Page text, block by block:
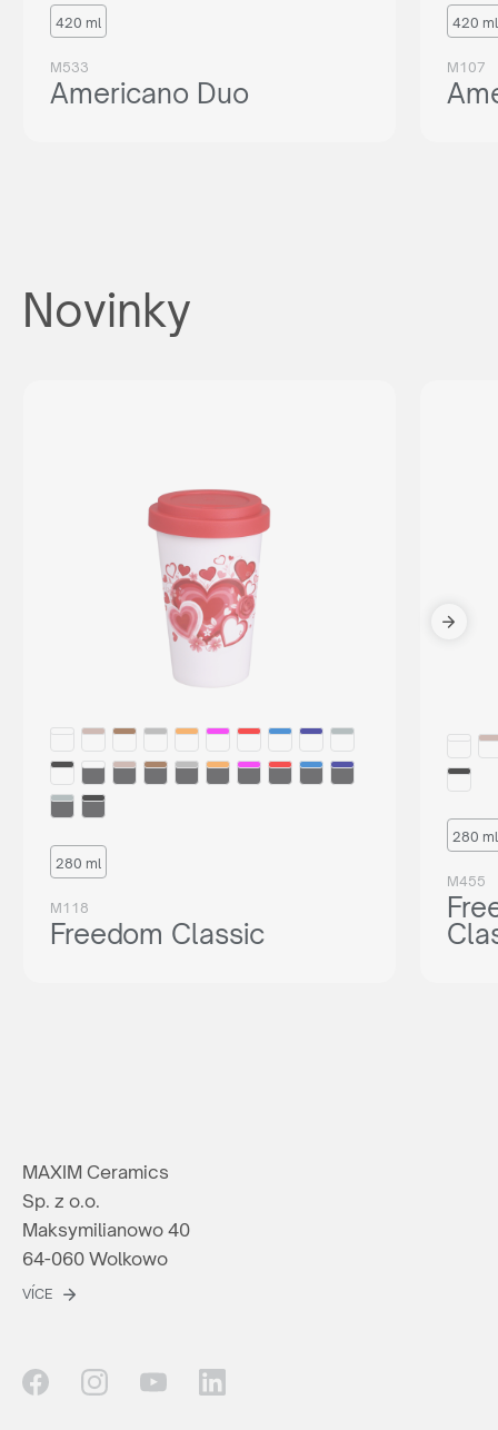
420 ml
M533
Americano Duo
420 ml
M107
Novinky
280 ml
M118
Freedom Classic
280 ml
M455
MAXIM Ceramics
Sp. z o.o.
Maksymilianowo 40
64-060 Wolkowo
VÍCE